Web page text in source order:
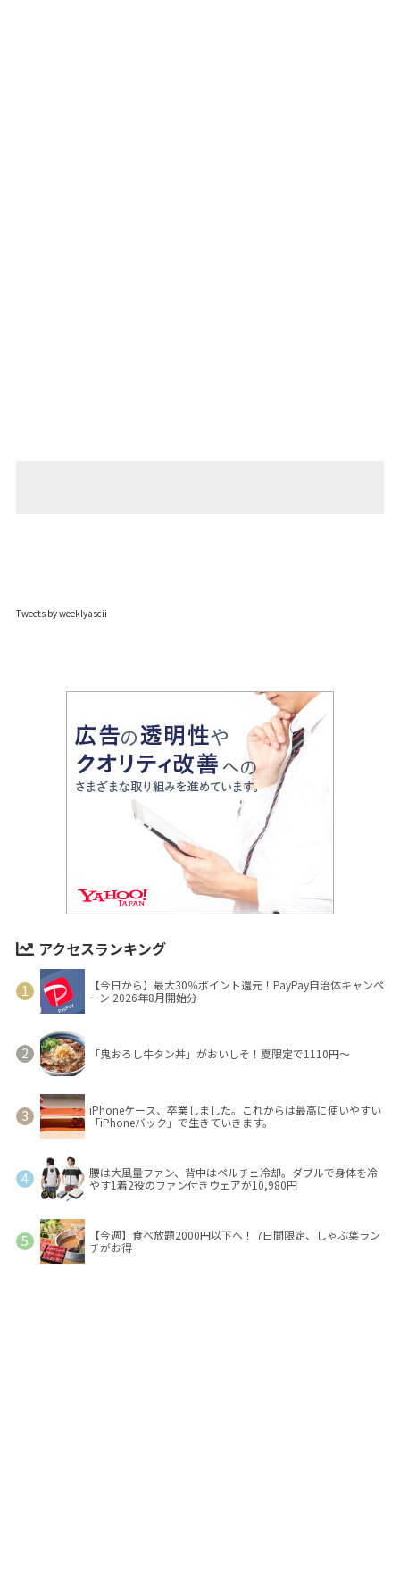
Tweets by weeklyascii
アクセスランキング
【今日から】最大30％ポイント還元！PayPay自治体キャンペ
ーン 2026年8月開始分
「鬼おろし牛タン丼」がおいしそ！夏限定で1110円～
iPhoneケース、卒業しました。これからは最高に使いやすい
「iPhoneバック」で生きていきます。
腰は大風量ファン、背中はペルチェ冷却。ダブルで身体を冷
やす1着2役のファン付きウェアが10,980円
【今週】食べ放題2000円以下へ！ 7日間限定、しゃぶ葉ラン
チがお得